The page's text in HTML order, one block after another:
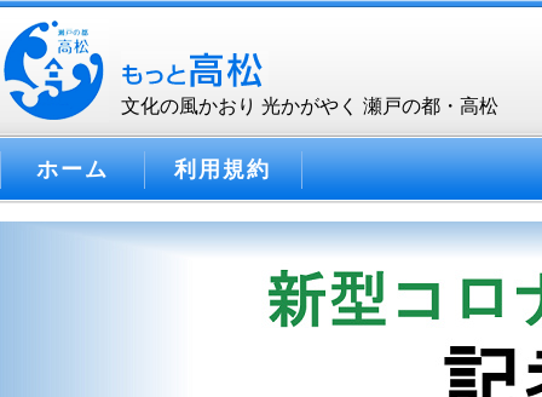
文化の風かおり 光かがやく 瀬戸の都・高松
ホーム 利用規約